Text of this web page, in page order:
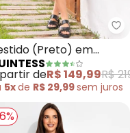
- Vestido (Preto) Midi
(Preto) em
Plano
deR$ 149,99R$
5xde R$ 29,99sem juros